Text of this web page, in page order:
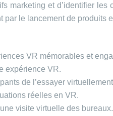
et d’identifier les
par le lancement de produits
VR mémorables et
expérience VR.
de l’essayer
réelles en VR.
visite virtuelle des bureaux.